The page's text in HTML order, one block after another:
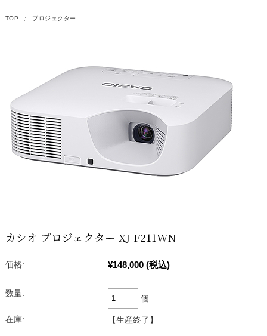
TOP プロジェクター
カシオ プロジェクター XJ-F211WN
価格: ¥148,000 (税込)
数量:
個
在庫: 【生産終了】